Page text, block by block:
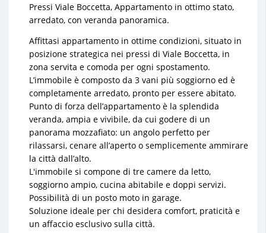
Pressi Viale Boccetta, Appartamento in ottimo stato,
arredato, con veranda panoramica.
Affittasi appartamento in ottime condizioni, situato in
posizione strategica nei pressi di Viale Boccetta, in
zona servita e comoda per ogni spostamento.
L’immobile è composto da 3 vani più soggiorno ed è
completamente arredato, pronto per essere abitato.
Punto di forza dell’appartamento è la splendida
veranda, ampia e vivibile, da cui godere di un
panorama mozzafiato: un angolo perfetto per
rilassarsi, cenare all’aperto o semplicemente ammirare
la città dall’alto.
L'immobile si compone di tre camere da letto,
soggiorno ampio, cucina abitabile e doppi servizi.
Possibilità di un posto moto in garage.
Soluzione ideale per chi desidera comfort, praticità e
un affaccio esclusivo sulla città.